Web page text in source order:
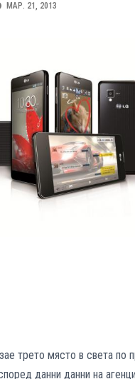
МАР. 21, 2013
трето място в света по
данни данни на